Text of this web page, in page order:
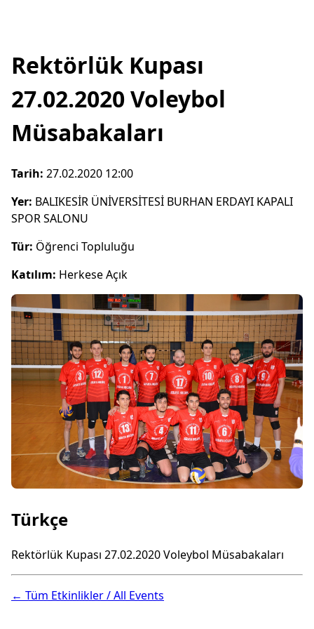
Rektörlük Kupası
27.02.2020 Voleybol
Müsabakaları
Tarih: 27.02.2020 12:00
Yer: BALIKESİR ÜNİVERSİTESİ BURHAN ERDAYI KAPALI
SPOR SALONU
Tür: Öğrenci Topluluğu
Katılım: Herkese Açık
Türkçe
Rektörlük Kupası 27.02.2020 Voleybol Müsabakaları
← Tüm Etkinlikler / All Events